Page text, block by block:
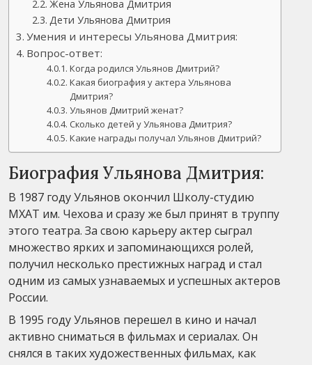
Жена Ульянова Дмитрия
Дети Ульянова Дмитрия
Умения и интересы Ульянова Дмитрия:
Вопрос-ответ:
Когда родился Ульянов Дмитрий?
Какая биография у актера Ульянова
Дмитрия?
Ульянов Дмитрий женат?
Сколько детей у Ульянова Дмитрия?
Какие награды получал Ульянов Дмитрий?
Биография Ульянова Дмитрия:
В 1987 году Ульянов окончил Школу-студию
МХАТ им. Чехова и сразу же был принят в труппу
этого театра. За свою карьеру актер сыграл
множество ярких и запоминающихся ролей,
получил несколько престижных наград и стал
одним из самых узнаваемых и успешных актеров
России.
В 1995 году Ульянов перешел в кино и начал
активно сниматься в фильмах и сериалах. Он
снялся в таких художественных фильмах, как